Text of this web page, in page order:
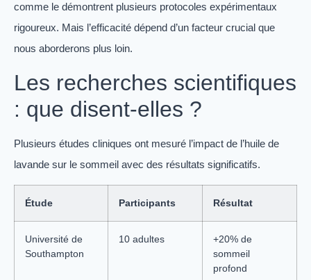
comme le démontrent plusieurs protocoles expérimentaux
rigoureux. Mais l’efficacité dépend d’un facteur crucial que
nous aborderons plus loin.
Les recherches scientifiques
: que disent-elles ?
Plusieurs études cliniques ont mesuré l’impact de l’huile de
lavande sur le sommeil avec des résultats significatifs.
Étude Participants Résultat
Université de
Southampton
10 adultes
+20% de
sommeil
profond